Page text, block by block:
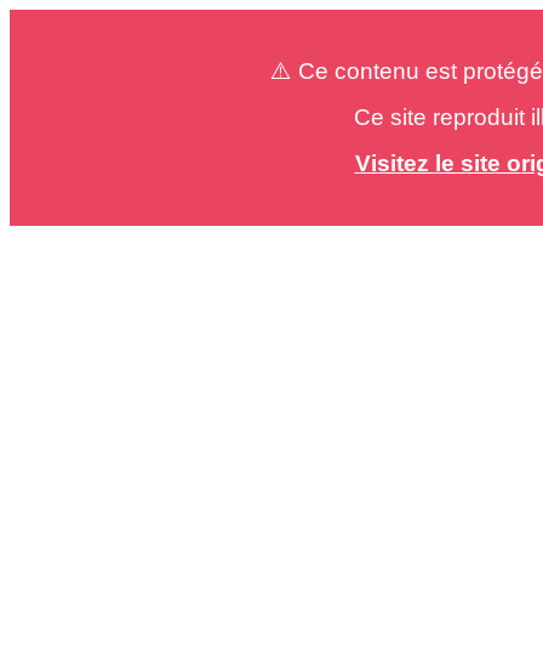
⚠️ Ce contenu est
Ce site reproduit
Visitez le site